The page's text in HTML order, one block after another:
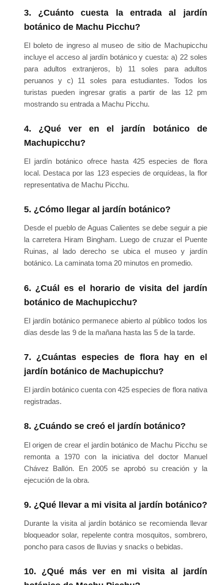
3. ¿Cuánto cuesta la entrada al jardín
botánico de Machu Picchu?
El boleto de ingreso al museo de sitio de Machupicchu
incluye el acceso al jardín botánico y cuesta: a) 22 soles
para adultos extranjeros, b) 11 soles para adultos
peruanos y c) 11 soles para estudiantes. Todos los
turistas pueden ingresar gratis a partir de las 12 pm
mostrando su entrada a Machu Picchu.
4. ¿Qué ver en el jardín botánico de
Machupicchu?
El jardín botánico ofrece hasta 425 especies de flora
local. Destaca por las 123 especies de orquídeas, la flor
representativa de Machu Picchu.
5. ¿Cómo llegar al jardín botánico?
Desde el pueblo de Aguas Calientes se debe seguir a pie
la carretera Hiram Bingham. Luego de cruzar el Puente
Ruinas, al lado derecho se ubica el museo y jardín
botánico. La caminata toma 20 minutos en promedio.
6. ¿Cuál es el horario de visita del jardín
botánico de Machupicchu?
El jardín botánico permanece abierto al público todos los
días desde las 9 de la mañana hasta las 5 de la tarde.
7. ¿Cuántas especies de flora hay en el
jardín botánico de Machupicchu?
El jardín botánico cuenta con 425 especies de flora nativa
registradas.
8. ¿Cuándo se creó el jardín botánico?
El origen de crear el jardín botánico de Machu Picchu se
remonta a 1970 con la iniciativa del doctor Manuel
Chávez Ballón. En 2005 se aprobó su creación y la
ejecución de la obra.
9. ¿Qué llevar a mi visita al jardín botánico?
Durante la visita al jardín botánico se recomienda llevar
bloqueador solar, repelente contra mosquitos, sombrero,
poncho para casos de lluvias y snacks o bebidas.
10. ¿Qué más ver en mi visita al jardín